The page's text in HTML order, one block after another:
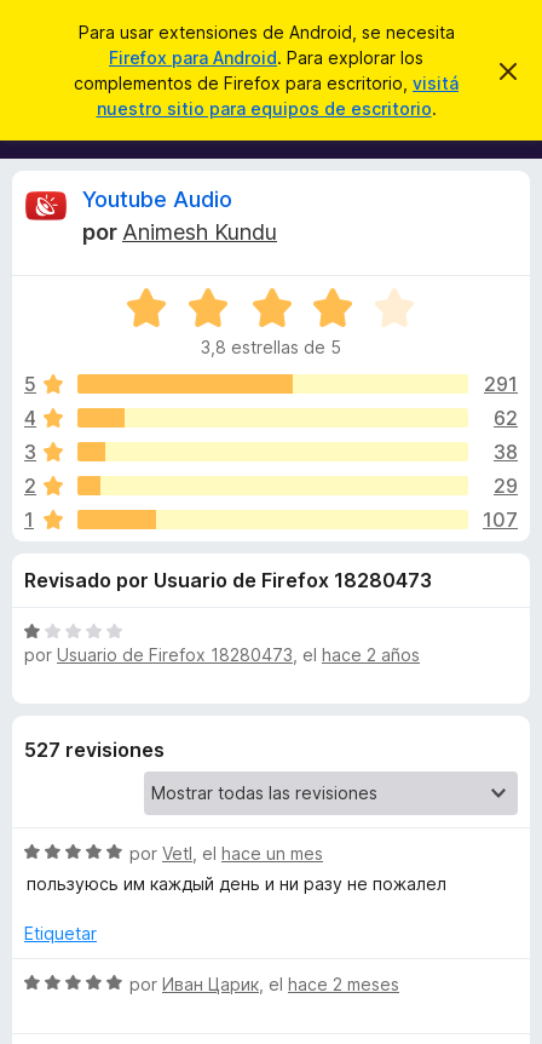
Para usar extensiones de Android, se necesita
Firefox para Android. Para explorar los
complementos de Firefox para escritorio, visitá
nuestro sitio para equipos de escritorio.
I
B
u
c
o
d
e
c
o
p
l
e
m
n
o
r
a
i
r
o
Iniciar sesión
a
R
i
s
i
o
n
e
s
e
Y
o
Youtube Audio
por Animesh Kundu
S
a
o
ó
o
3
8
d
3,8 estrellas de 5
5
291
4
62
3
38
2
29
1
107
Revisado por Usuario de Firefox 18280473
S
e
o
o
n
d
5
por Usuario de Firefox 18280473 , el hace 2 años
527 revisiones
S
e
a
o
por Vetl , el hace un mes
пользуюсь им каждый день и ни разу не пожалел
Etiquetar
S
por Иван Царик , el hace 2 meses